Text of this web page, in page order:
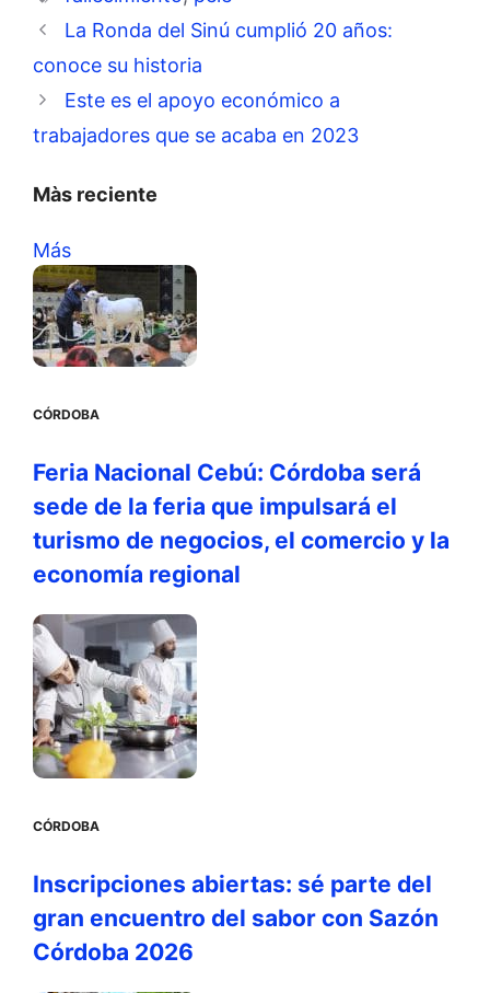
La Ronda del Sinú cumplió 20 años:
conoce su historia
Este es el apoyo económico a
trabajadores que se acaba en 2023
Màs reciente
Más
CÓRDOBA
Feria Nacional Cebú: Córdoba será
sede de la feria que impulsará el
turismo de negocios, el comercio y la
economía regional
CÓRDOBA
Inscripciones abiertas: sé parte del
gran encuentro del sabor con Sazón
Córdoba 2026